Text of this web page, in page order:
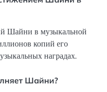
Шайни в музыкальной
копий его
наградах.
Шайни?